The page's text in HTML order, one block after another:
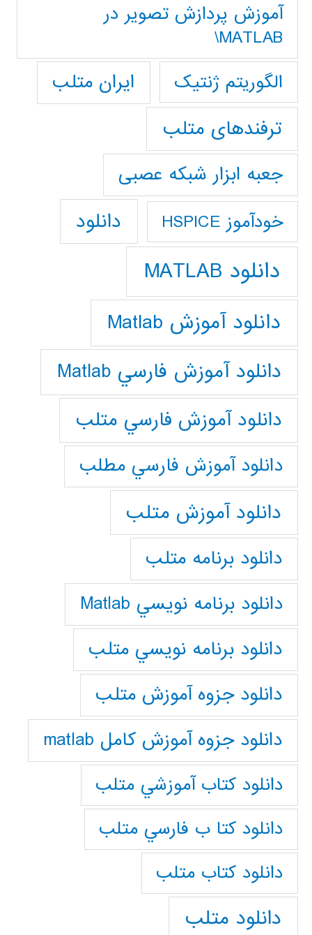
آموزش پردازش تصوير در
MATLAB\
الگوریتم ژنتیک
ایران متلب
ترفندهای متلب
جعبه ابزار شبکه عصبی
خودآموز HSPICE دانلود
دانلود MATLAB
دانلود آموزش Matlab
دانلود آموزش فارسي Matlab
دانلود آموزش فارسي متلب
دانلود آموزش فارسي مطلب
دانلود آموزش متلب
دانلود برنامه متلب
دانلود برنامه نويسي Matlab
دانلود برنامه نويسي متلب
دانلود جزوه آموزش متلب
دانلود جزوه آموزش کامل matlab
دانلود كتاب آموزشي متلب
دانلود كتا ب فارسي متلب
دانلود كتاب متلب
دانلود متلب